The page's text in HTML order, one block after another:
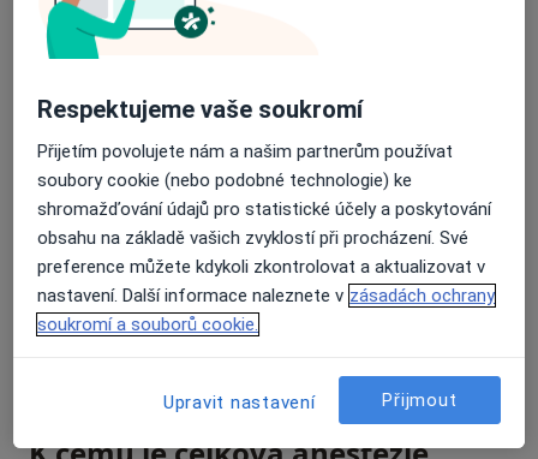
Respektujeme vaše soukromí
Přijetím povolujete nám a našim partnerům používat
soubory cookie (nebo podobné technologie) ke
shromažďování údajů pro statistické účely a poskytování
obsahu na základě vašich zvyklostí při procházení. Své
preference můžete kdykoli zkontrolovat a aktualizovat v
nastavení. Další informace naleznete v zásadách ochrany
soukromí a souborů cookie.
Upravit nastavení Přijmout